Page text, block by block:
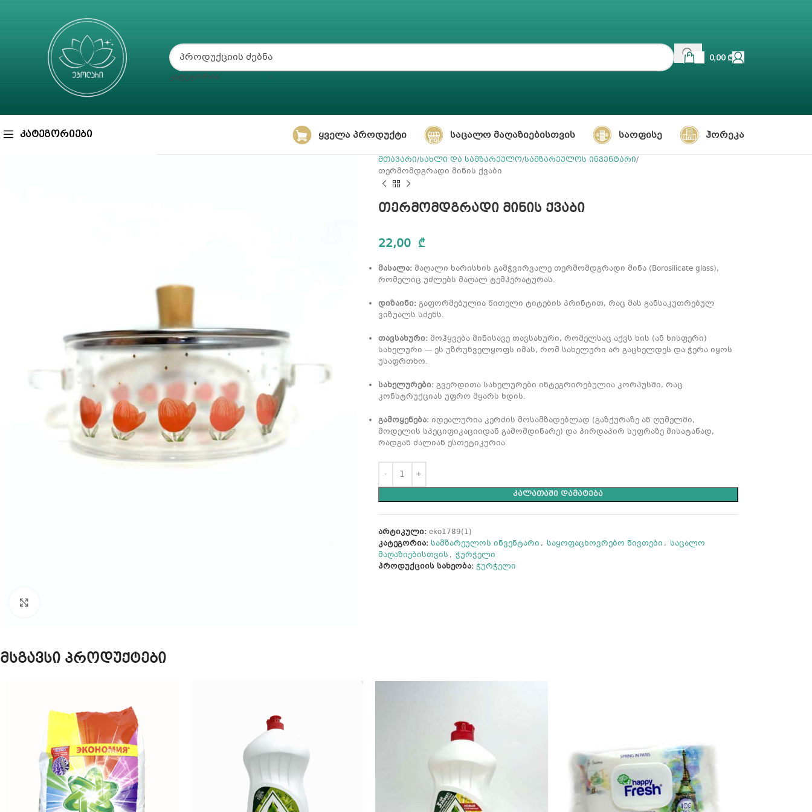
ᲙᲐᲢᲔᲒᲝᲠᲘᲐ
0,00₾
ᲙᲐᲢᲔᲒᲝᲠᲘᲔᲑᲘ ᲧᲕᲔᲚᲐ ᲞᲠᲝᲓᲣᲥᲢᲘ ᲡᲐᲪᲐᲚᲝ ᲛᲐᲦᲐᲖᲘᲔᲑᲘᲡᲗᲕᲘᲡ ᲡᲐᲝᲤᲘᲡᲔ ᲰᲝᲠᲔᲙᲐ
მთავარი სახლი და სამზარეულო სამზარეულოს ინვენტარი
თერმომდგრადი მინის ქვაბი
თერმომდგრადი მინის ქვაბი
22,00 ₾
მასალა: მაღალი ხარისხის გამჭვირვალე თერმომდგრადი მინა (Borosilicate glass),
რომელიც უძლებს მაღალ ტემპერატურას.
დიზაინი: გაფორმებულია წითელი ტიტების პრინტით, რაც მას განსაკუთრებულ
ვიზუალს სძენს.
თავსახური: მოჰყვება მინისავე თავსახური, რომელსაც აქვს ხის (ან ხისფერი)
სახელური — ეს უზრუნველყოფს იმას, რომ სახელური არ გაცხელდეს და ჭერა იყოს
უსაფრთხო.
სახელურები: გვერდითა სახელურები ინტეგრირებულია კორპუსში, რაც
კონსტრუქციას უფრო მყარს ხდის.
გამოყენება: იდეალურია კერძის მოსამზადებლად (გაზქურაზე ან ღუმელში,
მოდელის სპეციფიკაციიდან გამომდინარე) და პირდაპირ სუფრაზე მისატანად,
რადგან ძალიან ესთეტიკურია.
ᲙᲐᲚᲐᲗᲐᲨᲘ ᲓᲐᲛᲐᲢᲔᲑᲐ
არტიკული: eko1789(1)
კატეგორია: სამზარეულოს ინვენტარი , საყოფაცხოვრებო ნივთები , საცალო
მაღაზიებისთვის , ჭურჭელი
პროდუქციის სახეობა: ჭურჭელი
მსგავსი პროდუქტები